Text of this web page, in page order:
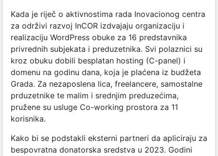
Kada je riječ o aktivnostima rada Inovacionog centra
za održivi razvoj InCOR izdvajaju organizaciju i
realizaciju WordPress obuke za 16 predstavnika
privrednih subjekata i preduzetnika. Svi polaznici su
kroz obuku dobili besplatan hosting (C-panel) i
domenu na godinu dana, koja je plaćena iz budžeta
Grada. Za nezaposlena lica, freelancere, samostalne
prduzetnike te malim i srednjim preduzećima,
pružene su usluge Co-working prostora za 11
korisnika.
Kako bi se podstakli eksterni partneri da apliciraju za
bespovratna donatorska sredstva u 2023. Godini